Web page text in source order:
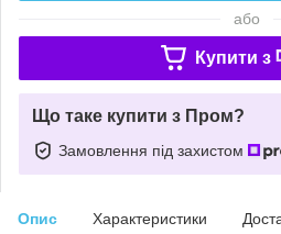
або
Купити з
Що таке купити з Пром?
Замовлення під захистом
Опис Характеристики